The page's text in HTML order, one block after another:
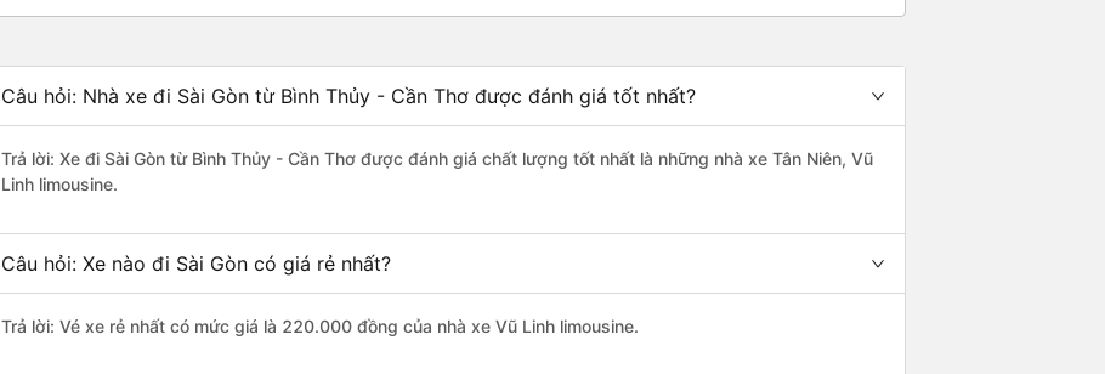
Câu hỏi: Nhà xe đi Sài Gòn từ Bình Thủy - Cần Thơ được đánh giá tốt nhất?
Trả lời: Xe đi Sài Gòn từ Bình Thủy - Cần Thơ được đánh giá chất lượng tốt nhất là những nhà xe Tân Niên, Vũ
Linh limousine.
Câu hỏi: Xe nào đi Sài Gòn có giá rẻ nhất?
Trả lời: Vé xe rẻ nhất có mức giá là 220.000 đồng của nhà xe Vũ Linh limousine.